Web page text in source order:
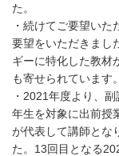
た。
・続けてご要望い
要望をいただきま
ギーに特化した教材
も寄せられています。
・2021年度より、
年生を対象に出前授
が代表して講師とな
た。13回目となる